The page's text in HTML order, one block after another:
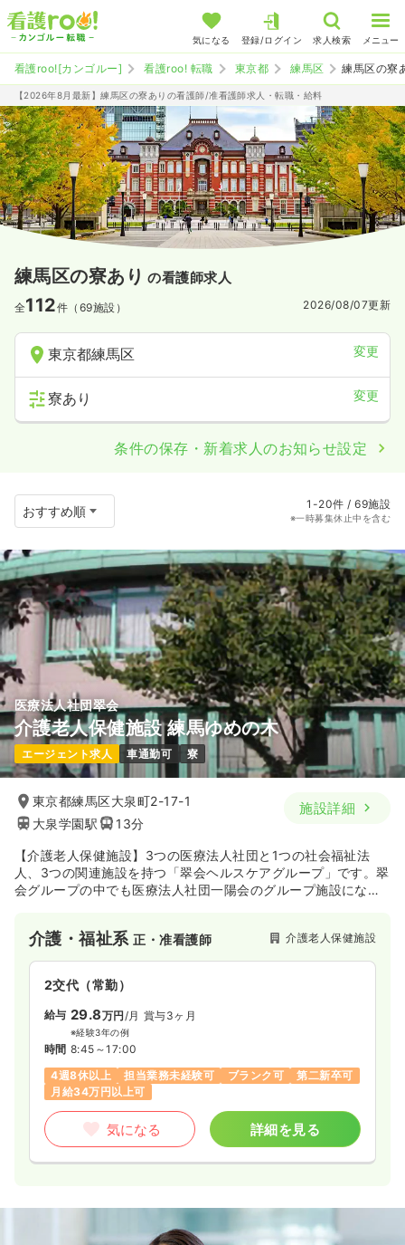
気になる 登録/ログイン 求人検索 メニュー
看護roo![カンゴルー] 看護roo! 転職 東京都 練馬区 練馬区の寮
【2026年8月最新】練馬区の寮ありの看護師/准看護師求人・転職・給料
練馬区の寮あり の看護師求人
全112件（69施設） 2026/08/07更新
東京都練馬区 変更
寮あり 変更
条件の保存・新着求人のお知らせ設定
1-20件 / 69施設
※一時募集休止中を含む
医療法人社団翠会
介護老人保健施設 練馬ゆめの木
エージェント求人 車通勤可 寮
東京都練馬区大泉町2-17-1
大泉学園駅
13分
施設詳細
【介護老人保健施設】3つの医療法人社団と1つの社会福祉法
人、3つの関連施設を持つ「翠会ヘルスケアグループ」です。翠
会グループの中でも医療法人社団一陽会のグループ施設になり
介護・福祉系正・准看護師 介護老人保健施設
2交代（常勤）
給与 29.8万円 /月 賞与3ヶ月
※経験3年の例
時間 8:45～17:00
4週8休以上
担当業務未経験可 ブランク可
第二新卒可
月給34万円以上可
気になる 詳細を見る